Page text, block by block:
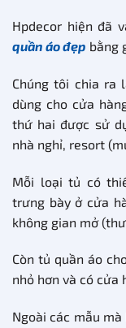
Hpdecor hiện đã
quần áo đẹp bằng
Chúng tôi chia ra
dùng cho cửa
thứ hai được sử
nhà nghỉ, resort
Mỗi loại tủ có
trưng bày ở cửa
không gian mở
Còn tủ quần áo
nhỏ hơn và có cửa
Ngoài các mẫu